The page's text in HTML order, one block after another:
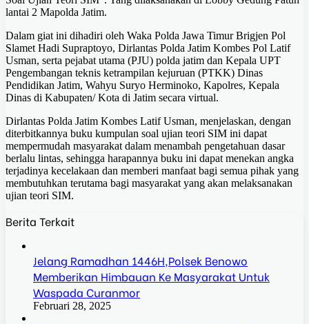
lantai 2 Mapolda Jatim.
Dalam giat ini dihadiri oleh Waka Polda Jawa Timur Brigjen Pol
Slamet Hadi Supraptoyo, Dirlantas Polda Jatim Kombes Pol Latif
Usman, serta pejabat utama (PJU) polda jatim dan Kepala UPT
Pengembangan teknis ketrampilan kejuruan (PTKK) Dinas
Pendidikan Jatim, Wahyu Suryo Herminoko, Kapolres, Kepala
Dinas di Kabupaten/ Kota di Jatim secara virtual.
Dirlantas Polda Jatim Kombes Latif Usman, menjelaskan, dengan
diterbitkannya buku kumpulan soal ujian teori SIM ini dapat
mempermudah masyarakat dalam menambah pengetahuan dasar
berlalu lintas, sehingga harapannya buku ini dapat menekan angka
terjadinya kecelakaan dan memberi manfaat bagi semua pihak yang
membutuhkan terutama bagi masyarakat yang akan melaksanakan
ujian teori SIM.
Berita Terkait
Jelang Ramadhan 1446H,Polsek Benowo
Memberikan Himbauan Ke Masyarakat Untuk
Waspada Curanmor
Februari 28, 2025